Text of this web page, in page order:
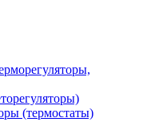
(термостаты)